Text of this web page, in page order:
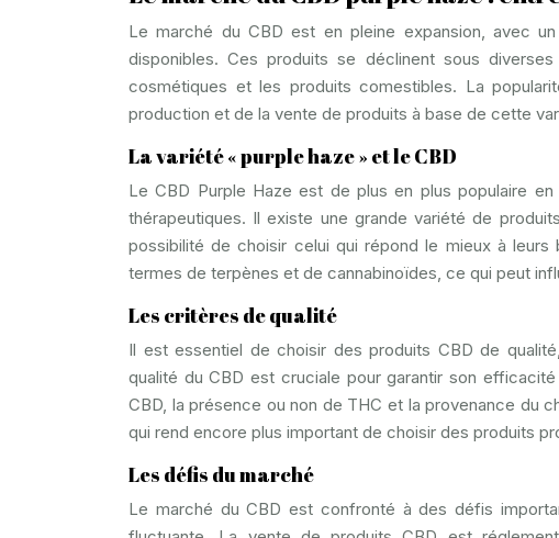
Le marché du CBD est en pleine expansion, avec
disponibles. Ces produits se déclinent sous
cosmétiques et les produits comestibles. La
production et de la vente de produits à base de cette
La variété « purple haze » et le CBD
Le CBD Purple Haze est de plus en plus populaire
thérapeutiques. Il existe une grande variété de
possibilité de choisir celui qui répond le mieux à
termes de terpènes et de cannabinoïdes, ce qui peut
Les critères de qualité
Il est essentiel de choisir des produits CBD de
qualité du CBD est cruciale pour garantir son
CBD, la présence ou non de THC et la provenance du
qui rend encore plus important de choisir des produits
Les défis du marché
Le marché du CBD est confronté à des défis